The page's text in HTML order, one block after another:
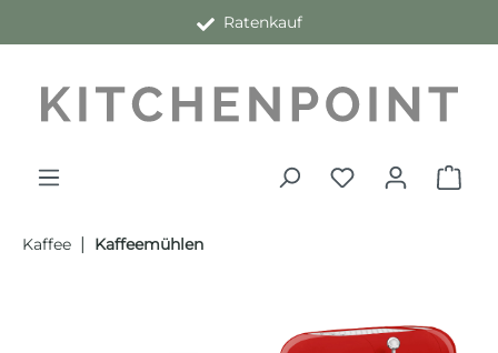
Ratenkauf
Kaffee | Kaffeemühlen